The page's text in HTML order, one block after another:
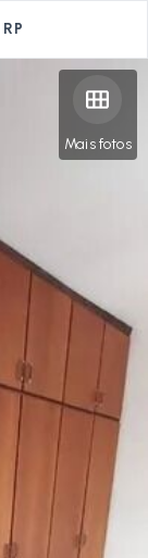
Mais fotos